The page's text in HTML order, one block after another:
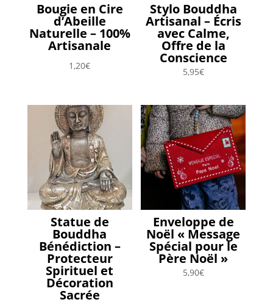
Bougie en Cire
d’Abeille
Naturelle – 100%
Artisanale
1,20€
Stylo Bouddha
Artisanal – Écris
avec Calme,
Offre de la
Conscience
5,95€
Statue de
Bouddha
Bénédiction –
Protecteur
Spirituel et
Décoration
Sacrée
Enveloppe de
Noël « Message
Spécial pour le
Père Noël »
5,90€